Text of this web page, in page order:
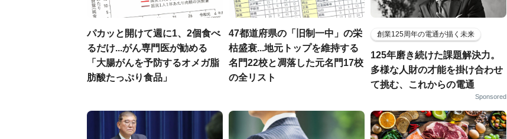
パカッと開けて週に1、2個食べ
るだけ...がん専門医が勧める
「大腸がんを予防するオメガ脂
肪酸たっぷり食品」
47都道府県の「旧制一中」の栄
枯盛衰...地元トップを維持する
名門22校と凋落した元名門17校
の全リスト
創業125周年の電通が描く未来
125年磨き続けた課題解決力。
多様な人財の才能を掛け合わせ
て挑む、これからの電通
Sponsored